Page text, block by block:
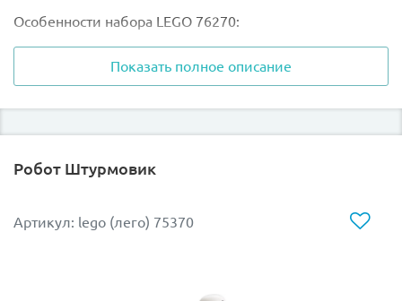
Особенности набора LEGO 76270:
- Минифигурка Бэтмена в тканевой накидке, которая
добавляет реализма и динамики
- Вооружение робота включает в себя сборный
приключений
Показать полное описание
Робот Штурмовик
Артикул: lego (лего) 75370